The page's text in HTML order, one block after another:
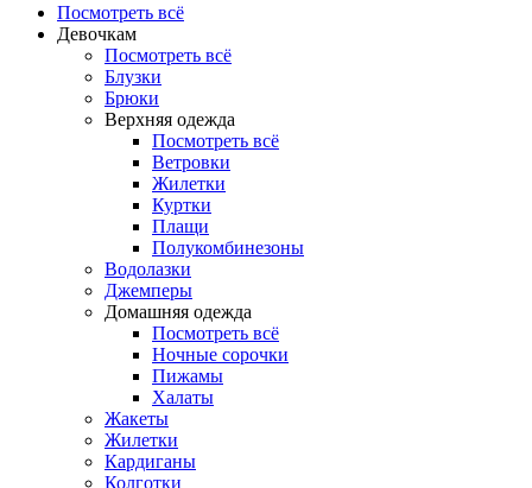
Посмотреть всё
Девочкам
Посмотреть всё
Блузки
Брюки
Верхняя одежда
Посмотреть всё
Ветровки
Жилетки
Куртки
Плащи
Полукомбинезоны
Водолазки
Джемперы
Домашняя одежда
Посмотреть всё
Ночные сорочки
Пижамы
Халаты
Жакеты
Жилетки
Кардиганы
Колготки